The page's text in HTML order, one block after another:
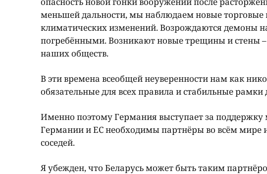
меньшей дальности, мы наблюдаем новые торговые
климатических изменений. Возрождаются демоны
погребёнными. Возникают новые трещины и стены
наших обществ.
В эти времена всеобщей неуверенности нам как
обязательные для всех правила и стабильные
Именно поэтому Германия выступает за поддержку
Германии и ЕС необходимы партнёры во всём мире
соседей.
Я убежден, что Беларусь может быть таким